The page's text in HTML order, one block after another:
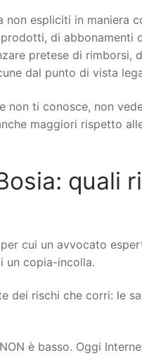
espliciti in maniera
di
pretese di rimborsi,
dal punto di vista
non ti conosce, non
maggiori rispetto
quali
cui un avvocato
un copia-incolla.
dei rischi che corri: le
è basso. Oggi